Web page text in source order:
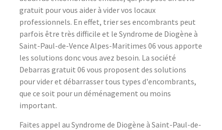
gratuit pour vous aider à vider vos locaux
professionnels. En effet, trier ses encombrants peut
parfois être très difficile et le Syndrome de Diogène à
Saint-Paul-de-Vence Alpes-Maritimes 06 vous apporte
les solutions donc vous avez besoin. La société
Debarras gratuit 06 vous proposent des solutions
pour vider et débarrasser tous types d'encombrants,
que ce soit pour un déménagement ou moins
important.
Faites appel au Syndrome de Diogène à Saint-Paul-de-